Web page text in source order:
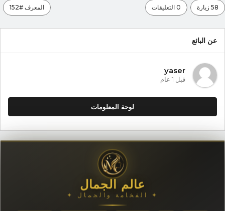
58 زيارة 0 التعليقات المعرف #152
عن البائع
yaser
قبل 1 عام
لوحة المعلومات
عالم الجمال
✦ الفخامة والجمال ✦